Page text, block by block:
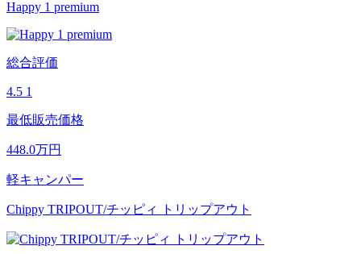
Happy 1 premium
総合評価
4.5 1
最低販売価格
448.0万円
軽キャンパー
Chippy TRIPOUT/チッピィ トリップアウト